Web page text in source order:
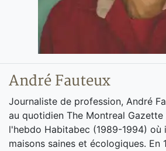
André Fauteux
Journaliste de profession, André
au quotidien The Montreal Gazette
l'hebdo Habitabec (1989-1994) où
maisons saines et écologiques. En